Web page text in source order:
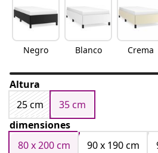
Negro Blanco Crema
Altura
25 cm
35 cm
dimensiones
80 x 200 cm
90 x 190 cm